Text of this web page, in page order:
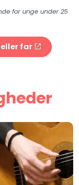
for unge under 25
far